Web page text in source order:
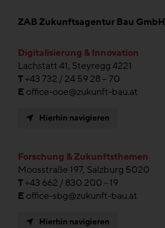
ZAB Zukunftsagentur Bau GmbH
Digitalisierung & Innovation
Lachstatt 41, Steyregg 4221
T+43 732 / 24 59 28 – 70
E office-ooe@zukunft-bau.at
Hierhin navigieren
Forschung & Zukunftsthemen
Moosstraße 197, Salzburg 5020
T+43 662 / 830 200 - 19
E office-sbg@zukunft-bau.at
Hierhin navigieren